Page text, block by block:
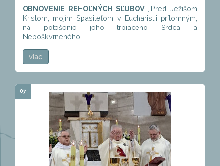
OBNOVENIE REHOĽNÝCH SĽUBOV
,,Pred Ježišom
Kristom, mojím Spasiteľom v Eucharistii prítomným,
na potešenie jeho trpiaceho Srdca a
Nepoškvrneného…
viac
07